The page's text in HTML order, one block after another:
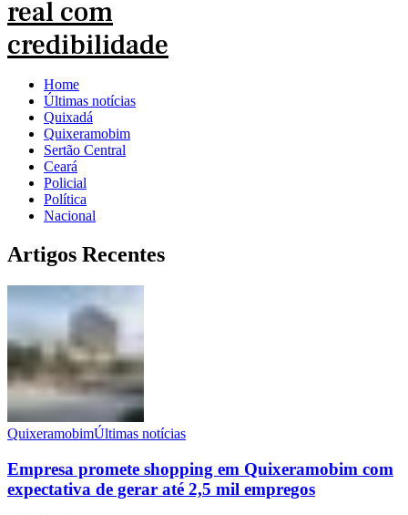
Home
Últimas notícias
Quixadá
Quixeramobim
Sertão Central
Ceará
Policial
Política
Nacional
Artigos Recentes
QuixeramobimÚltimas notícias
Empresa promete shopping em Quixeramobim com
expectativa de gerar até 2,5 mil empregos